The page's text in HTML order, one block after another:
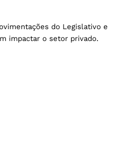
do Legislativo e
impactar o setor privado.